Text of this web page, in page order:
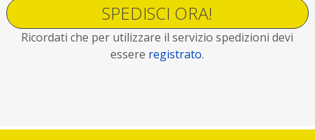
SPEDISCI ORA!
Ricordati che per utilizzare il servizio spedizioni devi
essere registrato.